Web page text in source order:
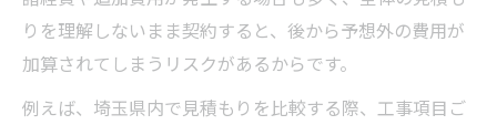
りを理解しないまま契約すると、後から予想外の費用が
加算されてしまうリスクがあるからです。
例えば、埼玉県内で見積もりを比較する際、工事項目ご